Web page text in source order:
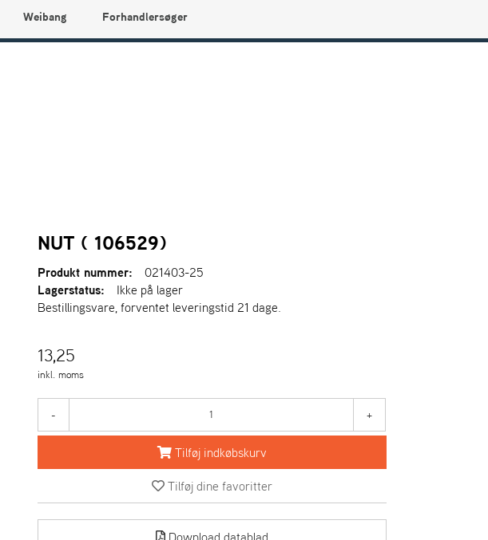
Weibang Forhandlersøger
NUT ( 106529)
Produkt nummer:
021403-25
Lagerstatus:
Ikke på lager
Bestillingsvare, forventet leveringstid 21 dage.
13,25
inkl. moms
- +
Tilføj indkøbskurv
Tilføj dine favoritter